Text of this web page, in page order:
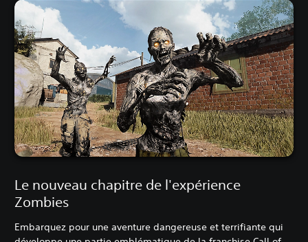
Le nouveau chapitre de l'expérience
Zombies
Embarquez pour une aventure dangereuse et terrifiante qui